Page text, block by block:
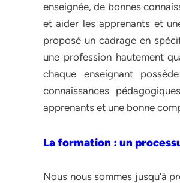
enseignée, de bonnes
et aider les apprenants et
proposé un cadrage en
une profession hautement
chaque enseignant
connaissances
apprenants et une bonne
La formation : un
Nous nous sommes jusqu’à